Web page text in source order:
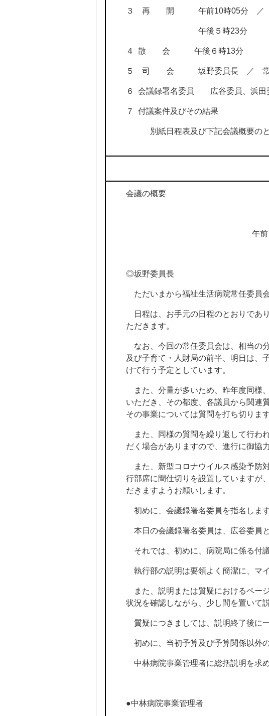
３ 再 開 午前10時05分 ／
午後５時23分
４ 散 会 午後６時13分
５ 司 会 坂野委員長 ／ 常田
６ 会議録署名委員 広谷委員、浜田
７ 付議案件及びその結果
別紙日程表及び下記会議概要のと
会議の概要
午
◎坂野委員長
ただいまから福祉生活病院常任委員会
日程は、お手元の日程のとおりであ
ただきます。
なお、今回の常任委員会は、相当の
及び子育て・人財局の前半、明日は、
けて行う予定としています。
また、分量が多いため、昨年度同様
いただき、その都度、各議員から関連
その事業については質問を打ち切ります
また、同様の質問を繰り返して行わ
だく場合がありますので、進行に御協
また、新型コロナウイルス感染予防
行部席に間仕切りを設置していますが
だきますようお願いします。
初めに、会議録署名委員を指名します
本日の会議録署名委員は、広谷委員
それでは、初めに、病院局に係る付
執行部の説明は要領よく簡潔に、マ
また、説明または質疑におけるペー
状況を確認しながら、少し間を置いて
質疑につきましては、説明終了後に
初めに、当初予算及び予算関係以外
中林病院事業管理者に総括説明を求め
●中林病院事業管理者